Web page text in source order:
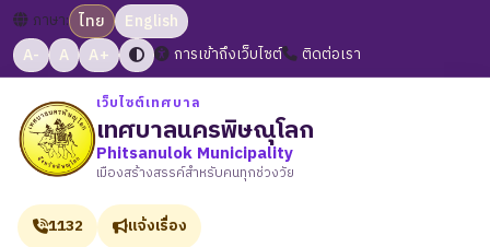
ภาษา: ไทย
English
A-
A A+ การเข้าถึงเว็บไซต์ ติดต่อเรา
เว็บไซต์เทศบาล
เทศบาลนครพิษณุโลก
Phitsanulok Municipality
เมืองสร้างสรรค์สำหรับคนทุกช่วงวัย
1132 แจ้งเรื่อง